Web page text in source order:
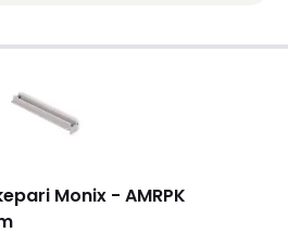
Monix - AMRPK